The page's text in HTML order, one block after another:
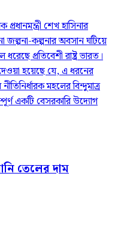
শেখ হাসিনার
জল্পনা-কল্পনার অবসান ঘটিয়ে
প্রতিবেশী রাষ্ট্র ভারত।
হয়েছে যে, এ ধরনের
মহলের বিন্দুমাত্র
একটি বেসরকারি উদ্যোগ
তেলের দাম